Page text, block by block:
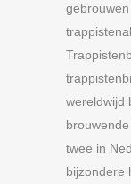
wereldwijd
twee in
bijzondere